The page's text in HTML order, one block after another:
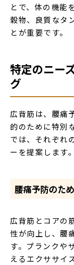
とで、体の機能
穀物、良質なタ
とが重要です。
特定のニー
グ
広背筋は、腰痛
的のために特別
では、それぞれ
ーを提案します。
腰痛予防のた
広背筋とコアの
性が向上し、腰
す。プランクや
えるエクササイ